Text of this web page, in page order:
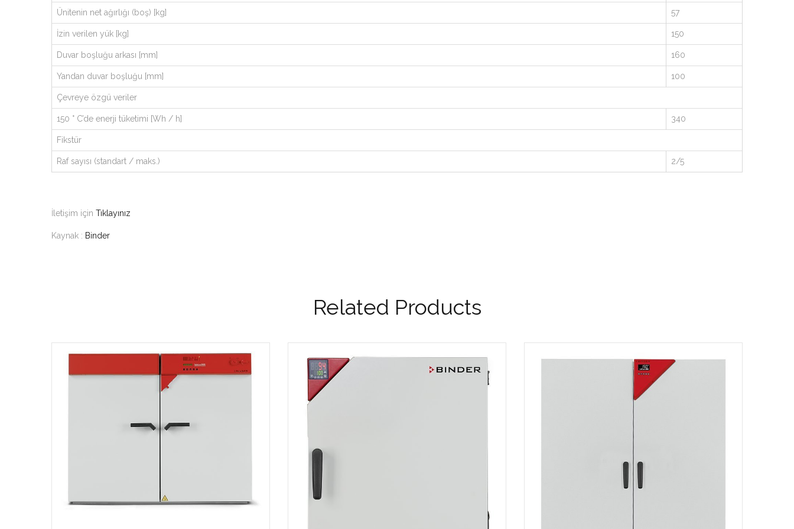
Ünitenin net ağırlığı (boş) [kg] 57
İzin verilen yük [kg] 150
Duvar boşluğu arkası [mm] 160
Yandan duvar boşluğu [mm] 100
Çevreye özgü veriler
150 ° C’de enerji tüketimi [Wh / h] 340
Fikstür
Raf sayısı (standart / maks.) 2/5
İletişim için Tıklayınız
Kaynak : Binder
Related Products